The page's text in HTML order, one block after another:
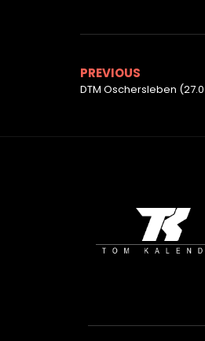
PREVIOUS
DTM Oschersleben